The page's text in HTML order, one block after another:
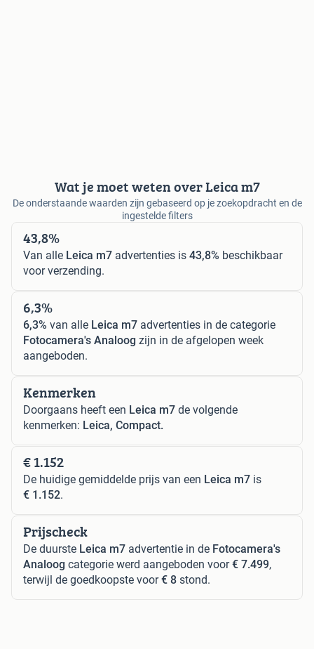
Wat je moet weten over Leica m7
De onderstaande waarden zijn gebaseerd op je zoekopdracht en de
ingestelde filters
43,8%
Van alle Leica m7 advertenties is 43,8% beschikbaar
voor verzending.
6,3%
6,3% van alle Leica m7 advertenties in de categorie
Fotocamera's Analoog zijn in de afgelopen week
aangeboden.
Kenmerken
Doorgaans heeft een Leica m7 de volgende
kenmerken: Leica, Compact.
€ 1.152
De huidige gemiddelde prijs van een Leica m7 is
€ 1.152.
Prijscheck
De duurste Leica m7 advertentie in de Fotocamera's
Analoog categorie werd aangeboden voor€ 7.499,
terwijl de goedkoopste voor€ 8 stond.